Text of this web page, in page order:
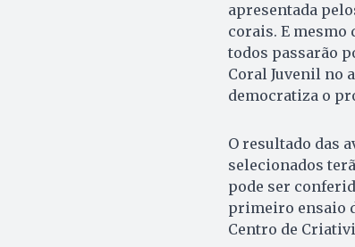
apresentada
corais. E mesmo
todos passarão
Coral Juvenil no
democratiza o
O resultado das
selecionados
pode ser
primeiro ensaio
Centro de